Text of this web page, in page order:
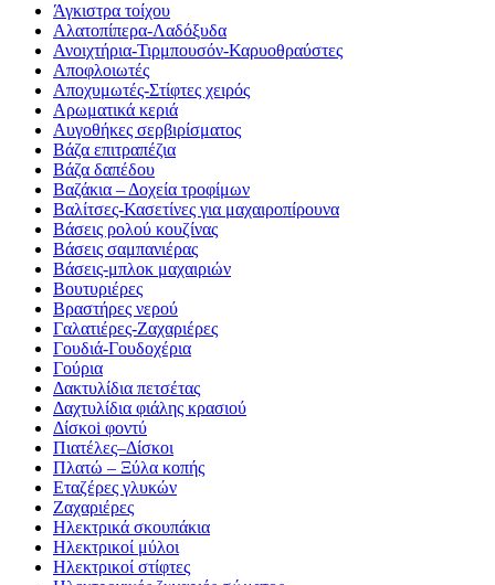
Άγκιστρα τοίχου
Αλατοπίπερα-Λαδόξυδα
Ανοιχτήρια-Τιρμπουσόν-Καρυοθραύστες
Αποφλοιωτές
Αποχυμωτές-Στίφτες χειρός
Αρωματικά κεριά
Αυγοθήκες σερβιρίσματος
Βάζα επιτραπέζια
Βάζα δαπέδου
Βαζάκια – Δοχεία τροφίμων
Βαλίτσες-Κασετίνες για μαχαιροπίρουνα
Βάσεις ρολού κουζίνας
Βάσεις σαμπανιέρας
Βάσεις-μπλοκ μαχαιριών
Βουτυριέρες
Βραστήρες νερού
Γαλατιέρες-Ζαχαριέρες
Γουδιά-Γουδοχέρια
Γούρια
Δακτυλίδια πετσέτας
Δαχτυλίδια φιάλης κρασιού
Δίσκοi φοντύ
Πιατέλες–Δίσκοι
Πλατώ – Ξύλα κοπής
Εταζέρες γλυκών
Ζαχαριέρες
Ηλεκτρικά σκουπάκια
Ηλεκτρικοί μύλοι
Ηλεκτρικοί στίφτες